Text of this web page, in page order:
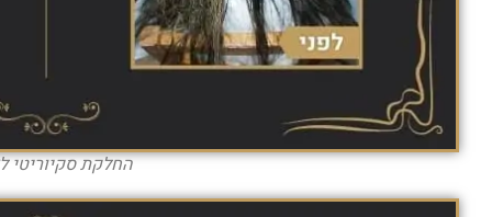
החלקת סקיוריטי